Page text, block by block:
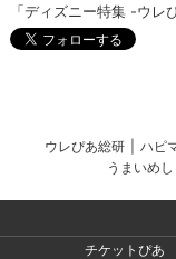
「ディズニー特集 -ウレ
ウレぴあ総研 ハピ
うまいめし
チケットぴあ